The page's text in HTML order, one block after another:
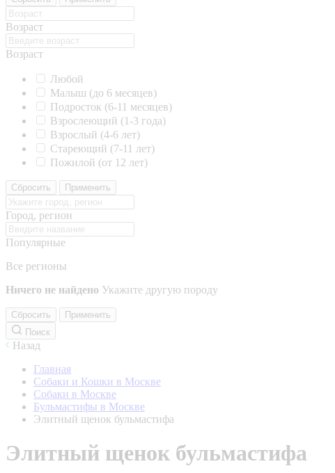
Возраст
Возраст
Любой
Малыш (до 6 месяцев)
Подросток (6-11 месяцев)
Взрослеющий (1-3 года)
Взрослый (4-6 лет)
Стареющий (7-11 лет)
Пожилой (от 12 лет)
Сбросить Применить
Город, регион
Популярные
Все регионы
Ничего не найдено Укажите другую породу
Сбросить
Применить
Поиск
Назад
Главная
Собаки и Кошки в Москве
Собаки в Москве
Бульмастифы в Москве
Элитный щенок бульмастифа
Элитный щенок бульмастифа